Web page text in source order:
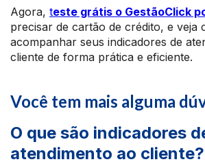
Agora, teste grátis o GestãoClick
precisar de cartão de crédito, e veja
acompanhar seus indicadores de
cliente de forma prática e eficiente.
Você tem mais alguma
O que são indicadores
atendimento ao cliente?